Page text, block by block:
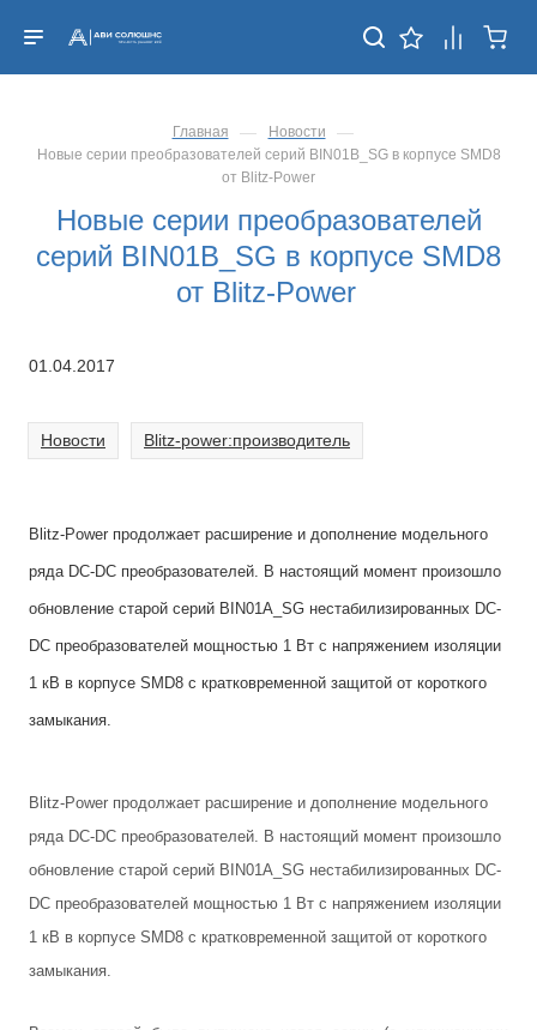
Главная — Новости —
Новые серии преобразователей серий BIN01B_SG в корпусе SMD8
от Blitz-Power
Новые серии преобразователей
серий BIN01B_SG в корпусе SMD8
от Blitz-Power
01.04.2017
Новости Blitz-power:производитель
Blitz-Power продолжает расширение и дополнение модельного
ряда DC-DC преобразователей. В настоящий момент произошло
обновление старой серий BIN01A_SG нестабилизированных DC-
DC преобразователей мощностью 1 Вт с напряжением изоляции
1 кВ в корпусе SMD8 с кратковременной защитой от короткого
замыкания.
Blitz-Power продолжает расширение и дополнение модельного
ряда DC-DC преобразователей. В настоящий момент произошло
обновление старой серий BIN01A_SG нестабилизированных DC-
DC преобразователей мощностью 1 Вт с напряжением изоляции
1 кВ в корпусе SMD8 с кратковременной защитой от короткого
замыкания.